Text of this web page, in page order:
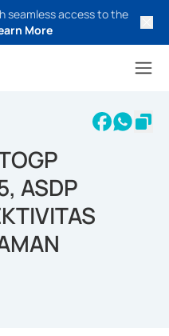
seamless access to the
More
ASDP